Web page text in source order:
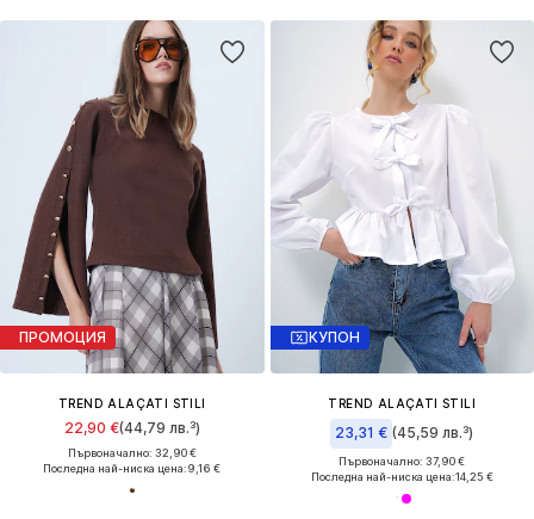
ПРОМОЦИЯ
TREND ALAÇATI STILI
22,90 €(44,79 лв.³)
Първоначално: 32,90 €
Последна най-ниска цена:9,16 €
КУПОН
TREND ALAÇATI STILI
23,31 € (45,59 лв.³)
Първоначално: 37,90 €
Последна най-ниска цена:14,25 €